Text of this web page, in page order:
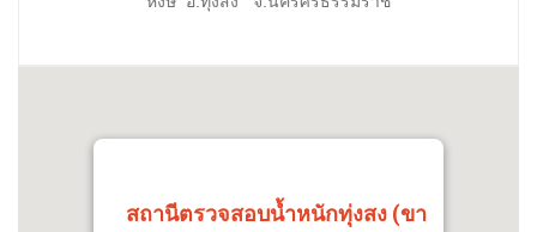
สถานีตรวจสอบน้ำหนักทุ่งสง (ขา